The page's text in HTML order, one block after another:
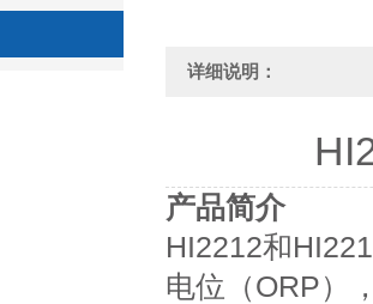
详细说明：
产品简介
HI2212和
电位（ORP）